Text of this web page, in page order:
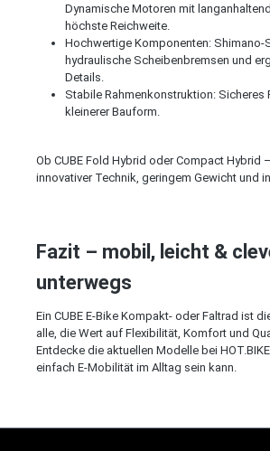
Dynamische Motoren mit
höchste Reichweite.
Hochwertige Komponenten: Shimano-
hydraulische Scheibenbremsen und
Details.
Stabile Rahmenkonstruktion: Sicheres
kleinerer Bauform.
Ob CUBE Fold Hybrid oder Compact Hybrid
innovativer Technik, geringem Gewicht und
Fazit – mobil, leicht &
unterwegs
Ein CUBE E-Bike Kompakt- oder Faltrad ist
alle, die Wert auf Flexibilität, Komfort und
Entdecke die aktuellen Modelle bei
einfach E-Mobilität im Alltag sein kann.